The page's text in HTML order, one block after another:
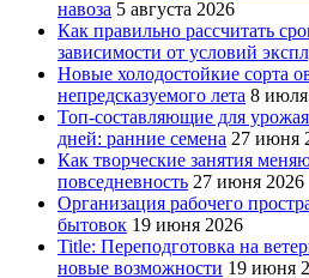
навоза 5 августа 2026
Как правильно рассчитать
зависимости от условий
Новые холодостойкие сорта
непредсказуемого лета 8
Топ-составляющие для
дней: ранние семена 27 июня
Как творческие занятия
повседневность 27 июня 2026
Организация рабочего
бытовок 19 июня 2026
Title: Переподготовка на
новые возможности 19 июня